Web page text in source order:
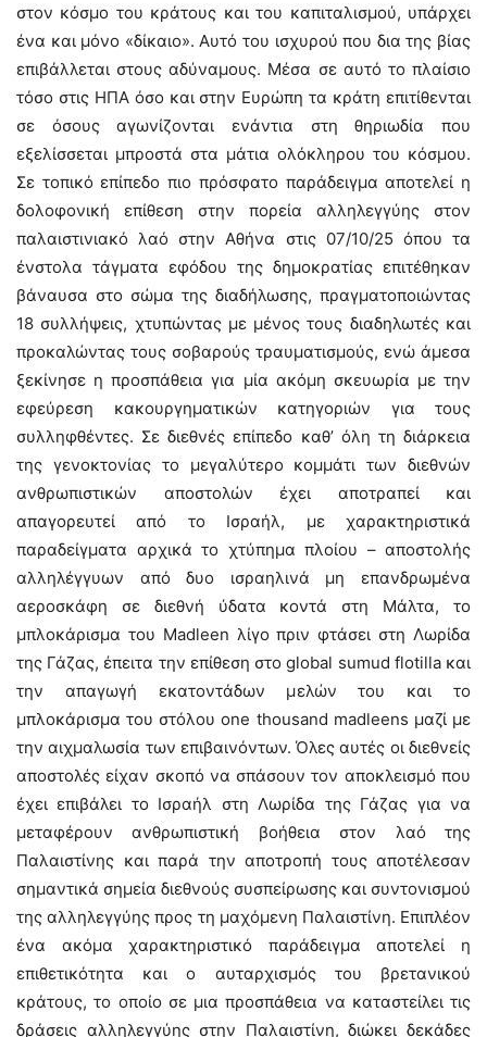
στον κόσμο του κράτους και του καπιταλισμού, υπάρχει
ένα και μόνο «δίκαιο». Αυτό του ισχυρού που δια της βίας
επιβάλλεται στους αδύναμους. Μέσα σε αυτό το πλαίσιο
τόσο στις ΗΠΑ όσο και στην Ευρώπη τα κράτη επιτίθενται
σε όσους αγωνίζονται ενάντια στη θηριωδία που
εξελίσσεται μπροστά στα μάτια ολόκληρου του κόσμου.
Σε τοπικό επίπεδο πιο πρόσφατο παράδειγμα αποτελεί η
δολοφονική επίθεση στην πορεία αλληλεγγύης στον
παλαιστινιακό λαό στην Αθήνα στις 07/10/25 όπου τα
ένστολα τάγματα εφόδου της δημοκρατίας επιτέθηκαν
βάναυσα στο σώμα της διαδήλωσης, πραγματοποιώντας
18 συλλήψεις, χτυπώντας με μένος τους διαδηλωτές και
προκαλώντας τους σοβαρούς τραυματισμούς, ενώ άμεσα
ξεκίνησε η προσπάθεια για μία ακόμη σκευωρία με την
εφεύρεση κακουργηματικών κατηγοριών για τους
συλληφθέντες. Σε διεθνές επίπεδο καθ’ όλη τη διάρκεια
της γενοκτονίας το μεγαλύτερο κομμάτι των διεθνών
ανθρωπιστικών αποστολών έχει αποτραπεί και
απαγορευτεί από το Ισραήλ, με χαρακτηριστικά
παραδείγματα αρχικά το χτύπημα πλοίου – αποστολής
αλληλέγγυων από δυο ισραηλινά μη επανδρωμένα
αεροσκάφη σε διεθνή ύδατα κοντά στη Μάλτα, το
μπλοκάρισμα του Madleen λίγο πριν φτάσει στη Λωρίδα
της Γάζας, έπειτα την επίθεση στο global sumud flotilla και
την απαγωγή εκατοντάδων μελών του και το
μπλοκάρισμα του στόλου one thousand madleens μαζί με
την αιχμαλωσία των επιβαινόντων. Όλες αυτές οι διεθνείς
αποστολές είχαν σκοπό να σπάσουν τον αποκλεισμό που
έχει επιβάλει το Ισραήλ στη Λωρίδα της Γάζας για να
μεταφέρουν ανθρωπιστική βοήθεια στον λαό της
Παλαιστίνης και παρά την αποτροπή τους αποτέλεσαν
σημαντικά σημεία διεθνούς συσπείρωσης και συντονισμού
της αλληλεγγύης προς τη μαχόμενη Παλαιστίνη. Επιπλέον
ένα ακόμα χαρακτηριστικό παράδειγμα αποτελεί η
επιθετικότητα και ο αυταρχισμός του βρετανικού
κράτους, το οποίο σε μια προσπάθεια να καταστείλει τις
δράσεις αλληλεγγύης στην Παλαιστίνη, διώκει δεκάδες